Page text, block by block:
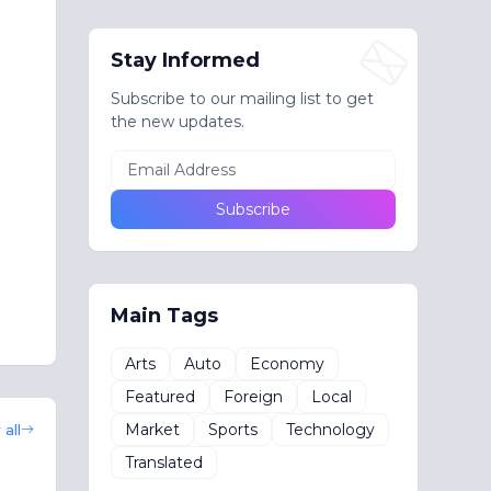
all
Stay Informed
Subscribe to our mailing list to get
the new updates.
Main Tags
Arts Auto
Economy
Featured
Foreign
Local
Market
Sports
Technology
Translated